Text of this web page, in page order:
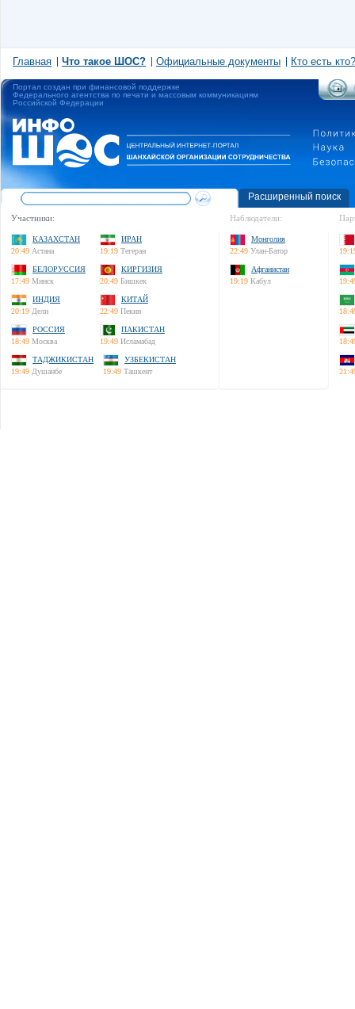
Главная Что такое ШОС? Официальные документы Кто есть кто?
Портал создан при финансовой поддержке
Федерального агентства по печати и массовым коммуникациям
Российской Федерации
Расширенный поиск
Участники:
КАЗАХСТАН
20:49 Астана
ИРАН
19:19 Тегеран
БЕЛОРУССИЯ
17:49 Минск
КИРГИЗИЯ
20:49 Бишкек
ИНДИЯ
20:19 Дели
КИТАЙ
22:49 Пекин
РОССИЯ
18:49 Москва
ПАКИСТАН
19:49 Исламабад
ТАДЖИКИСТАН
19:49 Душанбе
УЗБЕКИСТАН
19:49 Ташкент
Наблюдатели:
Монголия
22:49 Улан-Батор
Афганистан
19:19 Кабул